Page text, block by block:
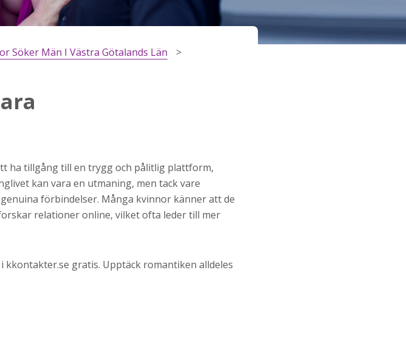
Söker Män I Västra Götalands Län
ha tillgång till en trygg och pålitlig plattform,
kan vara en utmaning, men tack vare
förbindelser. Många kvinnor känner att de
relationer online, vilket ofta leder till mer
gratis. Upptäck romantiken alldeles